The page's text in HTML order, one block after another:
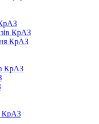
КрАЗ
КрАЗ
КрАЗ
КрАЗ